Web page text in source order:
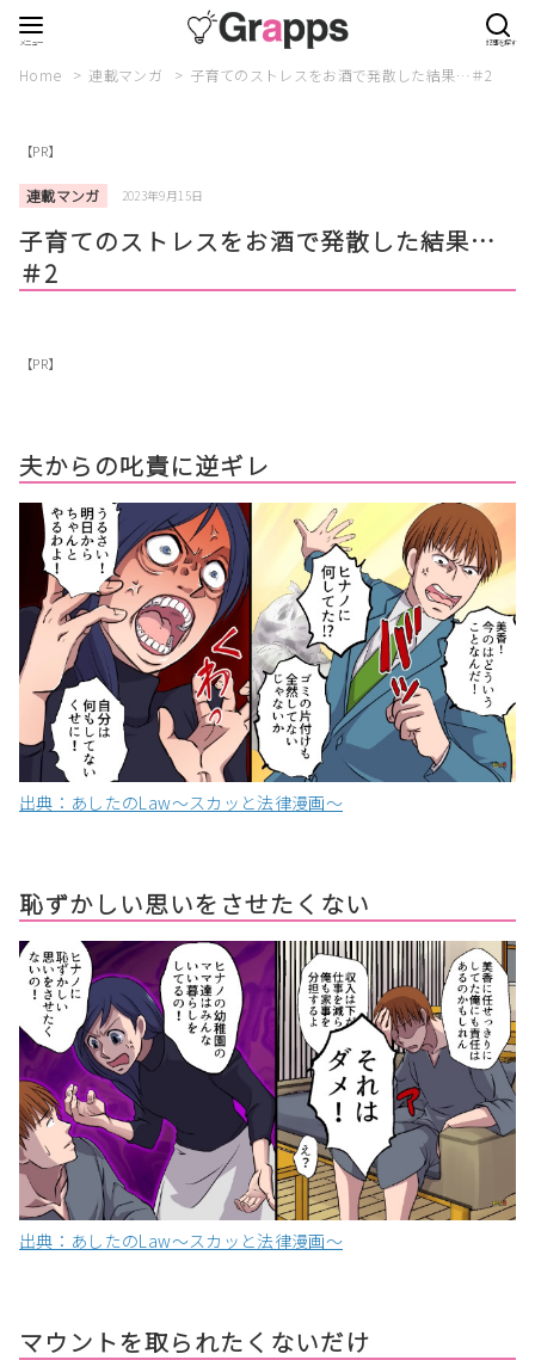
Home 連載マンガ 子育てのストレスをお酒で発散した結果…＃2
【PR】
連載マンガ 2023年9月15日
子育てのストレスをお酒で発散した結果…
＃2
【PR】
夫からの叱責に逆ギレ
出典：あしたのLaw〜スカッと法律漫画〜
恥ずかしい思いをさせたくない
出典：あしたのLaw〜スカッと法律漫画〜
マウントを取られたくないだけ